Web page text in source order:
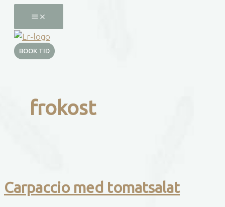
indholdet
BOOK TID
frokost
Carpaccio med tomatsalat